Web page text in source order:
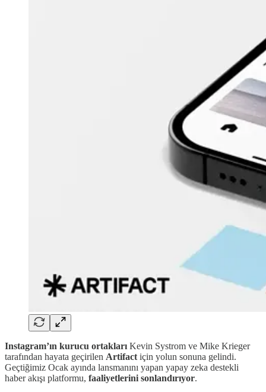
Instagram’ın kurucu ortakları Kevin Systrom ve Mike Krieger
tarafından hayata geçirilen Artifact için yolun sonuna gelindi.
Geçtiğimiz Ocak ayında lansmanını yapan yapay zeka destekli
haber akışı platformu, faaliyetlerini sonlandırıyor.